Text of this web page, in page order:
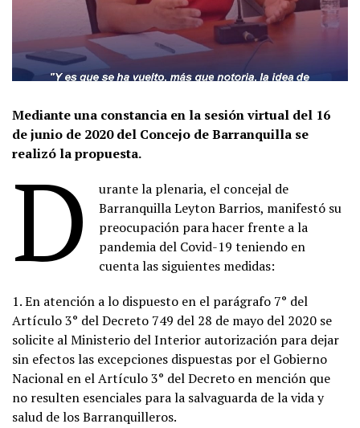
Mediante una constancia en la sesión virtual del 16
de junio de 2020 del Concejo de Barranquilla se
realizó la propuesta.
D
urante la plenaria, el concejal de
Barranquilla Leyton Barrios, manifestó su
preocupación para hacer frente a la
pandemia del Covid-19 teniendo en
cuenta las siguientes medidas:
1. En atención a lo dispuesto en el parágrafo 7° del
Artículo 3° del Decreto 749 del 28 de mayo del 2020 se
solicite al Ministerio del Interior autorización para dejar
sin efectos las excepciones dispuestas por el Gobierno
Nacional en el Artículo 3° del Decreto en mención que
no resulten esenciales para la salvaguarda de la vida y
salud de los Barranquilleros.